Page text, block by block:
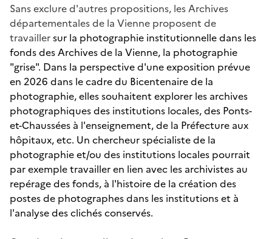
Sans exclure d'autres propositions, les Archives
départementales de la Vienne proposent de
travaillersur la photographie institutionnelle dans les
fonds des Archives de la Vienne, la photographie
"grise". Dans la perspective d'une exposition prévue
en 2026 dans le cadre du Bicentenaire de la
photographie, elles souhaitent explorer les archives
photographiques des institutions locales, des Ponts-
et-Chaussées à l'enseignement, de la Préfecture aux
hôpitaux, etc. Un chercheur spécialiste de la
photographie et/ou des institutions locales pourrait
par exemple travailler en lien avec les archivistes au
repérage des fonds, à l'histoire de la création des
postes de photographes dans les institutions et à
l'analyse des clichés conservés.